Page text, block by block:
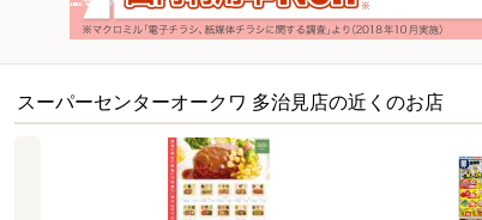
スーパーセンターオークワ 多治見店の近くのお店